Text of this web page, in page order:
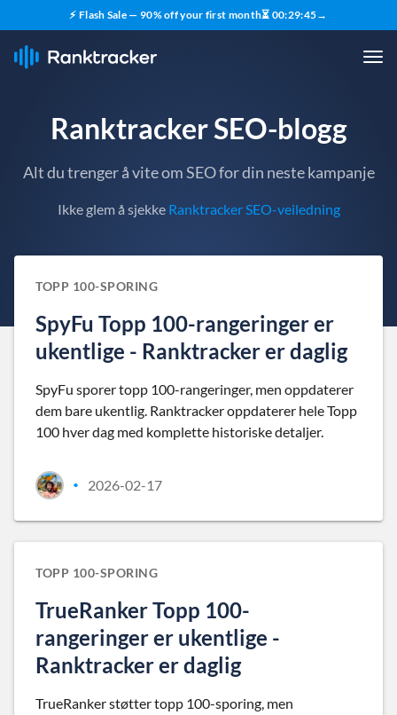
⚡ Flash Sale — 90% off your first month⏳ 00:29:44→
Ranktracker SEO-blogg
Alt du trenger å vite om SEO for din neste kampanje
Ikke glem å sjekke Ranktracker SEO-veiledning
TOPP 100-SPORING
SpyFu Topp 100-rangeringer er
ukentlige - Ranktracker er daglig
SpyFu sporer topp 100-rangeringer, men oppdaterer
dem bare ukentlig. Ranktracker oppdaterer hele Topp
100 hver dag med komplette historiske detaljer.
• 2026-02-17
TOPP 100-SPORING
TrueRanker Topp 100-
rangeringer er ukentlige -
Ranktracker er daglig
TrueRanker støtter topp 100-sporing, men